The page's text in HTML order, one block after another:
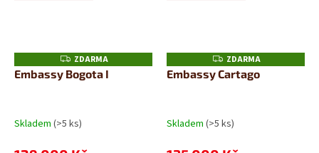
Z
D
A
ZDARMA
Embassy Bogota I
Skladem (>5 ks)
Z
D
A
ZDARMA
Embassy Cartago
Skladem (>5 ks)